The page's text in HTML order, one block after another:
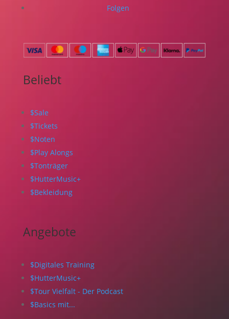
Folgen
Beliebt
$Sale
$Tickets
$Noten
$Play Alongs
$Tonträger
$HutterMusic+
$Bekleidung
Angebote
$Digitales Training
$HutterMusic+
$Tour Vielfalt - Der Podcast
$Basics mit...